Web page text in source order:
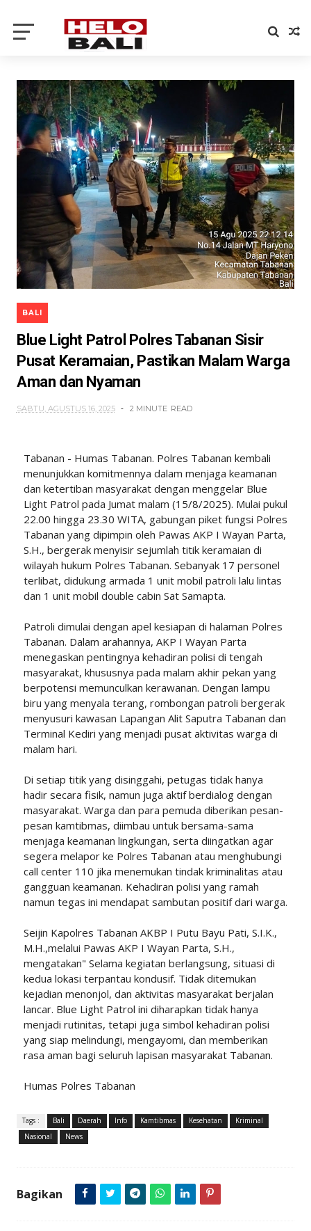
BALI
Blue Light Patrol Polres Tabanan Sisir
Pusat Keramaian, Pastikan Malam Warga
Aman dan Nyaman
SABTU, AGUSTUS 16, 2025 2 MINUTE READ
Tabanan - Humas Tabanan. Polres Tabanan kembali
menunjukkan komitmennya dalam menjaga keamanan
dan ketertiban masyarakat dengan menggelar Blue
Light Patrol pada Jumat malam (15/8/2025). Mulai pukul
22.00 hingga 23.30 WITA, gabungan piket fungsi Polres
Tabanan yang dipimpin oleh Pawas AKP I Wayan Parta,
S.H., bergerak menyisir sejumlah titik keramaian di
wilayah hukum Polres Tabanan. Sebanyak 17 personel
terlibat, didukung armada 1 unit mobil patroli lalu lintas
dan 1 unit mobil double cabin Sat Samapta.
Patroli dimulai dengan apel kesiapan di halaman Polres
Tabanan. Dalam arahannya, AKP I Wayan Parta
menegaskan pentingnya kehadiran polisi di tengah
masyarakat, khususnya pada malam akhir pekan yang
berpotensi memunculkan kerawanan. Dengan lampu
biru yang menyala terang, rombongan patroli bergerak
menyusuri kawasan Lapangan Alit Saputra Tabanan dan
Terminal Kediri yang menjadi pusat aktivitas warga di
malam hari.
Di setiap titik yang disinggahi, petugas tidak hanya
hadir secara fisik, namun juga aktif berdialog dengan
masyarakat. Warga dan para pemuda diberikan pesan-
pesan kamtibmas, diimbau untuk bersama-sama
menjaga keamanan lingkungan, serta diingatkan agar
segera melapor ke Polres Tabanan atau menghubungi
call center 110 jika menemukan tindak kriminalitas atau
gangguan keamanan. Kehadiran polisi yang ramah
namun tegas ini mendapat sambutan positif dari warga.
Seijin Kapolres Tabanan AKBP I Putu Bayu Pati, S.I.K.,
M.H.,melalui Pawas AKP I Wayan Parta, S.H.,
mengatakan" Selama kegiatan berlangsung, situasi di
kedua lokasi terpantau kondusif. Tidak ditemukan
kejadian menonjol, dan aktivitas masyarakat berjalan
lancar. Blue Light Patrol ini diharapkan tidak hanya
menjadi rutinitas, tetapi juga simbol kehadiran polisi
yang siap melindungi, mengayomi, dan memberikan
rasa aman bagi seluruh lapisan masyarakat Tabanan.
Humas Polres Tabanan
Tags : Bali Daerah Info Kamtibmas Kesehatan
Kriminal
Nasional
News
Bagikan